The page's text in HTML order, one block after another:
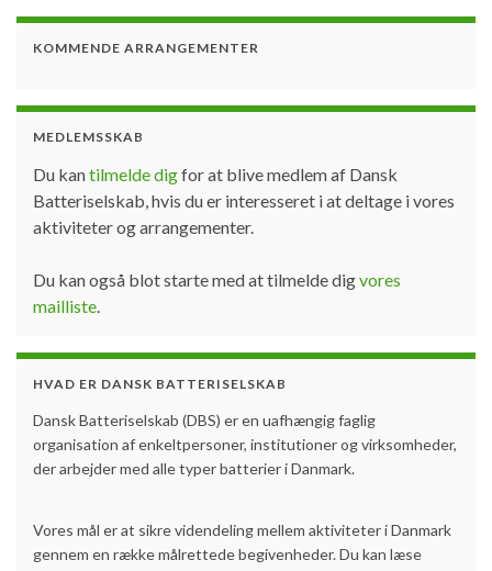
KOMMENDE ARRANGEMENTER
MEDLEMSSKAB
Du kantilmelde digfor at blive medlem af Dansk
Batteriselskab, hvis du er interesseret i at deltage i vores
aktiviteter og arrangementer.
Du kan også blot starte med at tilmelde digvores
mailliste.
HVAD ER DANSK BATTERISELSKAB
Dansk Batteriselskab (DBS) er en uafhængig faglig
organisation af enkeltpersoner, institutioner og virksomheder,
der arbejder med alle typer batterier i Danmark.
Vores mål er at sikre videndeling mellem aktiviteter i Danmark
gennem en række målrettede begivenheder. Du kan læse